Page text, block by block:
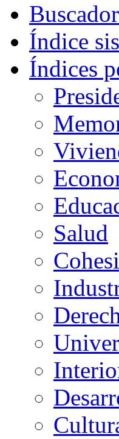
Índice
Índices
Salud